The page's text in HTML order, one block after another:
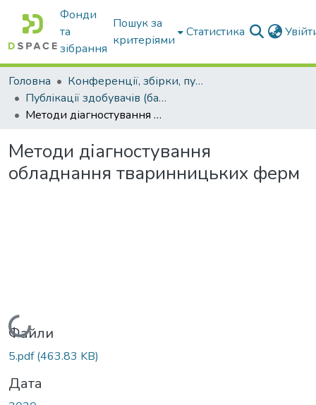
Фонди
та
зібрання
Пошук за
критеріями
Статистика
Головна
Конференції, збірки, публікації молодих вчених і здобувачів : магістрів, бакалаврів, аспірантів.
Публікації здобувачів (бакалаврів. магістрів, аспірантів)
Методи діагностування обладнання тваринницьких ферм
Методи діагностування
обладнання тваринницьких ферм
Вантажиться...
Файли
5.pdf(463.83 KB)
Дата